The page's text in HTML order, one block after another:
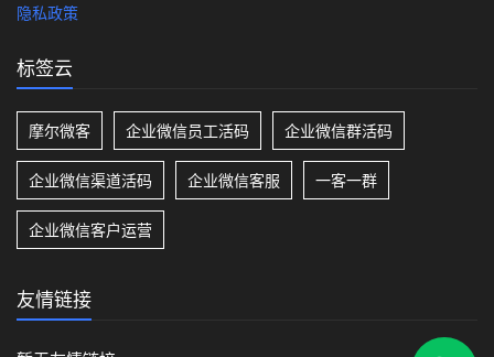
隐私政策
标签云
摩尔微客 企业微信员工活码 企业微信群活码
企业微信渠道活码 企业微信客服 一客一群
企业微信客户运营
友情链接